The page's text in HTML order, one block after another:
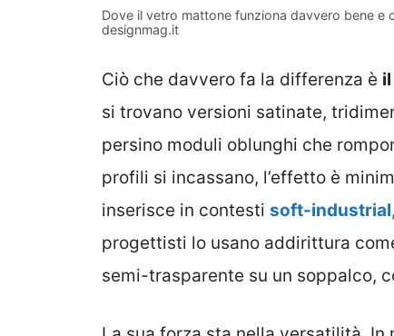
Dove il vetro mattone funziona davvero bene e
designmag.it
Ciò che davvero fa la differenza è
si trovano versioni satinate,
persino moduli oblunghi che
profili si incassano, l’effetto è
inserisce in contesti soft-
progettisti lo usano addirittura
semi-trasparente su un soppalco,